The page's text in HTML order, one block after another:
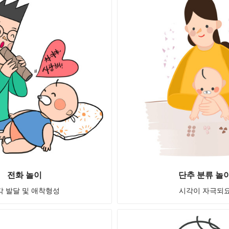
전화 놀이
발달 및 애착형성
단추 분류 놀
시각이 자극되